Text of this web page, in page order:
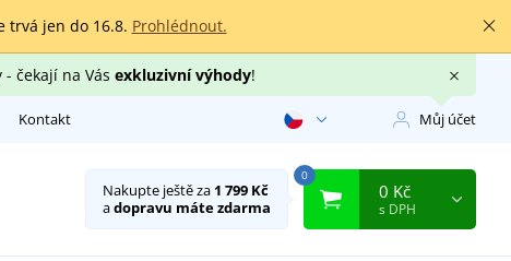
trvá jen do 16.8. Prohlédnout.
čekají na Vás exkluzivní výhody!
Kontakt Můj účet
Nakupte ještě za 1 799 Kč
adopravu máte zdarma
0
0 Kč
s DPH